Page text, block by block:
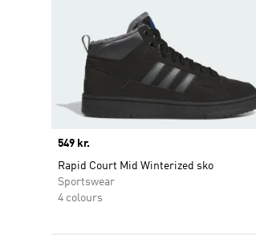
Price
549 kr.
Rapid Court Mid Winterized sko
Sportswear
4 colours